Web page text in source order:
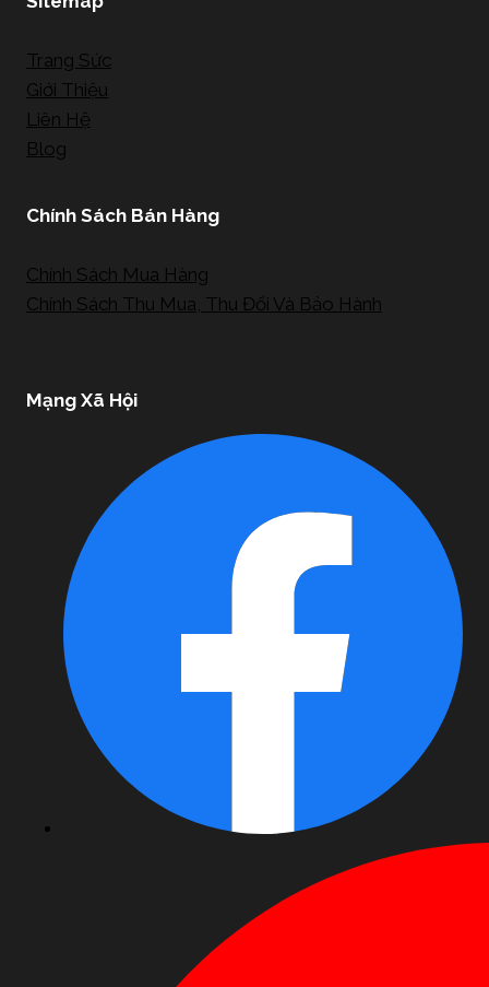
Trang Sức
Giới Thiệu
Liên Hệ
Blog
Chính Sách Bán Hàng
Chính Sách Mua Hàng
Chính Sách Thu Mua, Thu Đổi Và Bảo Hành
Mạng Xã Hội